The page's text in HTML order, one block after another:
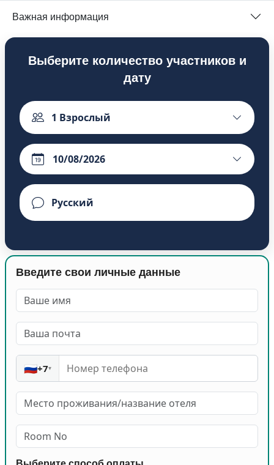
Важная информация
Выберите количество участников и
дату
1 Взрослый
Введите свои личные данные
🇷🇺+7▾